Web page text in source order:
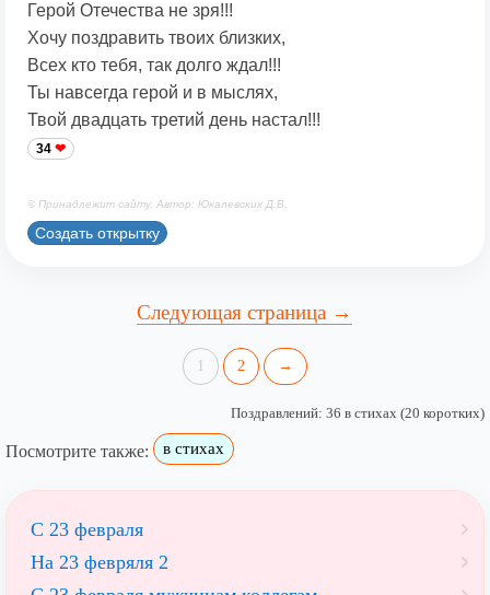
Герой Отечества не зря!!!
Хочу поздравить твоих близких,
Всех кто тебя, так долго ждал!!!
Ты навсегда герой и в мыслях,
Твой двадцать третий день настал!!!
34
© Принадлежит сайту. Автор: Юкалевских Д.В.
Создать открытку
Следующая страница →
1 2 →
Поздравлений: 36 в стихах (20 коротких)
Посмотрите также: в стихах
С 23 февраля
На 23 февряля 2